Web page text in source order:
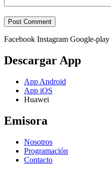
Facebook Instagram Google-play
Descargar App
App Android
App iOS
Huawei
Emisora
Nosotros
Programación
Contacto